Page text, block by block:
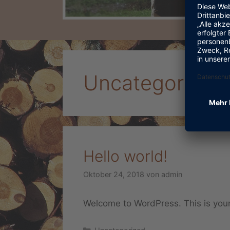
Uncategorized
Hello world!
Oktober 24, 2018 von admin
Welcome to WordPress. This is